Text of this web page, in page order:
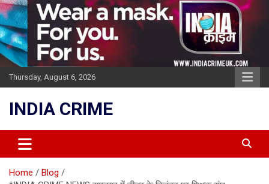
Skip
to
content
Thursday, August 6, 2026
INDIA CRIME
Home
Blog